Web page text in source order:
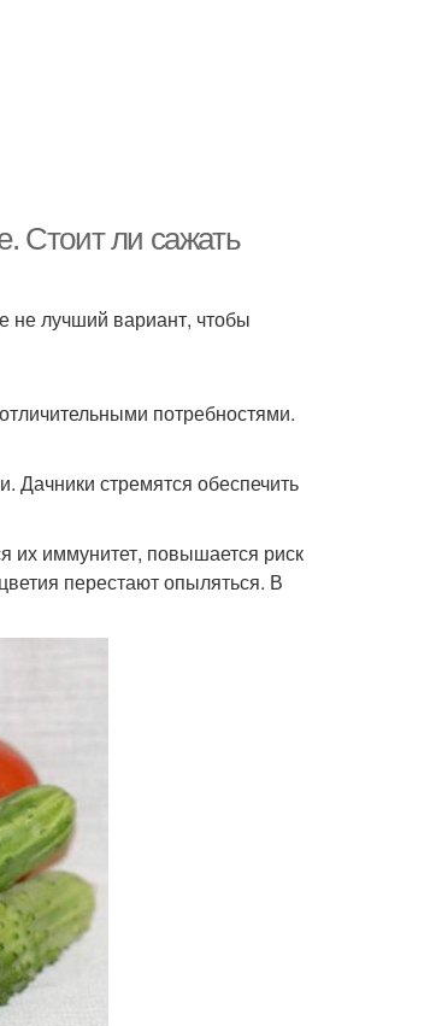
Стоит ли сажать
не лучший вариант, чтобы
потребностями.
Дачники стремятся обеспечить
их иммунитет, повышается риск
перестают опыляться. В